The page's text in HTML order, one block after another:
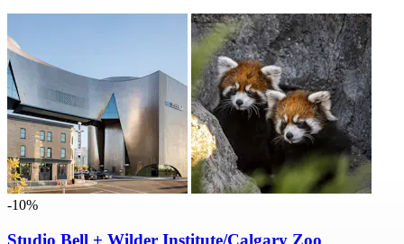
-10%
Studio Bell + Wilder Institute/Calgary Zoo